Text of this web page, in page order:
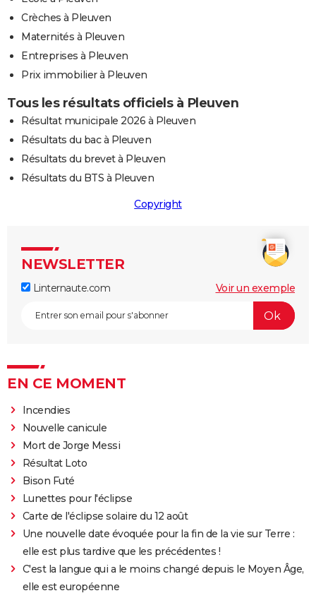
Crèches à Pleuven
Maternités à Pleuven
Entreprises à Pleuven
Prix immobilier à Pleuven
Tous les résultats officiels à Pleuven
Résultat municipale 2026 à Pleuven
Résultats du bac à Pleuven
Résultats du brevet à Pleuven
Résultats du BTS à Pleuven
Copyright
NEWSLETTER
Linternaute.com Voir un exemple
EN CE MOMENT
Incendies
Nouvelle canicule
Mort de Jorge Messi
Résultat Loto
Bison Futé
Lunettes pour l'éclipse
Carte de l'éclipse solaire du 12 août
Une nouvelle date évoquée pour la fin de la vie sur Terre :
elle est plus tardive que les précédentes !
C'est la langue qui a le moins changé depuis le Moyen Âge,
elle est européenne